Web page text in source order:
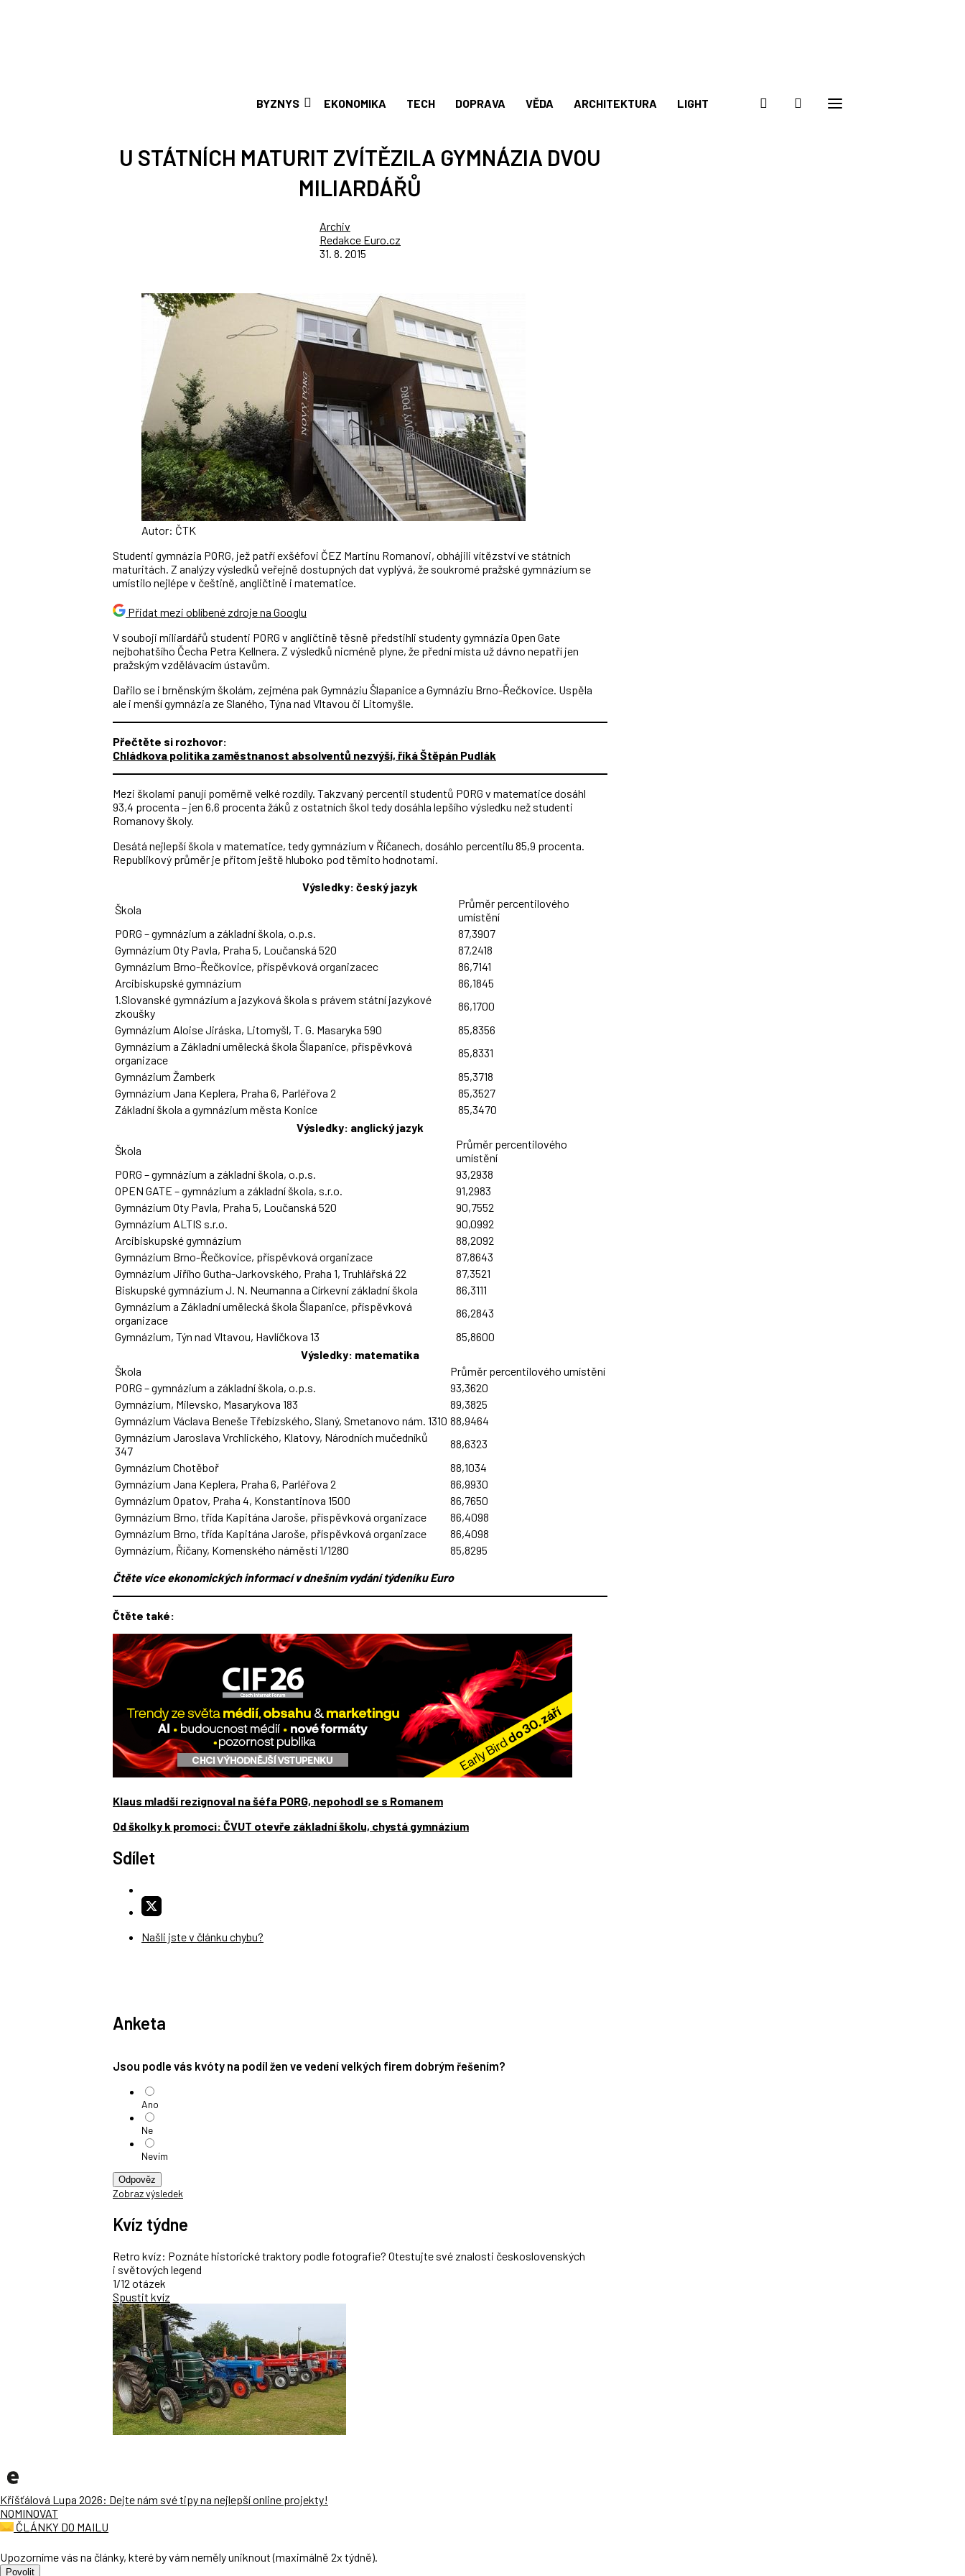
BYZNYS EKONOMIKA TECH DOPRAVA VĚDA ARCHITEKTURA LIGHT
U STÁTNÍCH MATURIT ZVÍTĚZILA GYMNÁZIA DVOU
MILIARDÁŘŮ
Archiv
Redakce Euro.cz
31. 8. 2015
Autor: ČTK
Studenti gymnázia PORG, jež patří exšéfovi ČEZ Martinu Romanovi, obhájili vítězství ve státních
maturitách. Z analýzy výsledků veřejně dostupných dat vyplývá, že soukromé pražské gymnázium se
umístilo nejlépe v češtině, angličtině i matematice.
Přidat mezi oblíbené zdroje na Googlu
V souboji miliardářů studenti PORG v angličtině těsně předstihli studenty gymnázia Open Gate
nejbohatšího Čecha Petra Kellnera. Z výsledků nicméně plyne, že přední místa už dávno nepatří jen
pražským vzdělávacím ústavům.
Dařilo se i brněnským školám, zejména pak Gymnáziu Šlapanice a Gymnáziu Brno-Řečkovice. Uspěla
ale i menší gymnázia ze Slaného, Týna nad Vltavou či Litomyšle.
Přečtěte si rozhovor:
Chládkova politika zaměstnanost absolventů nezvýší, říká Štěpán Pudlák
Mezi školami panují poměrně velké rozdíly. Takzvaný percentil studentů PORG v matematice dosáhl
93,4 procenta – jen 6,6 procenta žáků z ostatních škol tedy dosáhla lepšího výsledku než studenti
Romanovy školy.
Desátá nejlepší škola v matematice, tedy gymnázium v Říčanech, dosáhlo percentilu 85,9 procenta.
Republikový průměr je přitom ještě hluboko pod těmito hodnotami.
Výsledky: český jazyk
Škola
Průměr percentilového
umístění
PORG – gymnázium a základní škola, o.p.s.
87,3907
Gymnázium Oty Pavla, Praha 5, Loučanská 520
87,2418
Gymnázium Brno-Řečkovice, příspěvková organizacec
86,7141
Arcibiskupské gymnázium
86,1845
1.Slovanské gymnázium a jazyková škola s právem státní jazykové
zkoušky
86,1700
Gymnázium Aloise Jiráska, Litomyšl, T. G. Masaryka 590
85,8356
Gymnázium a Základní umělecká škola Šlapanice, příspěvková
organizace
85,8331
Gymnázium Žamberk
85,3718
Gymnázium Jana Keplera, Praha 6, Parléřova 2
85,3527
Základní škola a gymnázium města Konice
85,3470
Výsledky: anglický jazyk
Škola
Průměr percentilového
umístění
PORG – gymnázium a základní škola, o.p.s.
93,2938
OPEN GATE – gymnázium a základní škola, s.r.o.
91,2983
Gymnázium Oty Pavla, Praha 5, Loučanská 520
90,7552
Gymnázium ALTIS s.r.o.
90,0992
Arcibiskupské gymnázium
88,2092
Gymnázium Brno-Řečkovice, příspěvková organizace
87,8643
Gymnázium Jiřího Gutha-Jarkovského, Praha 1, Truhlářská 22
87,3521
Biskupské gymnázium J. N. Neumanna a Církevní základní škola
86,3111
Gymnázium a Základní umělecká škola Šlapanice, příspěvková
organizace
86,2843
Gymnázium, Týn nad Vltavou, Havlíčkova 13
85,8600
Výsledky: matematika
Škola
Průměr percentilového umístění
PORG – gymnázium a základní škola, o.p.s.
93,3620
Gymnázium, Milevsko, Masarykova 183
89,3825
Gymnázium Václava Beneše Třebízského, Slaný, Smetanovo nám. 1310 88,9464
Gymnázium Jaroslava Vrchlického, Klatovy, Národních mučedníků
347
88,6323
Gymnázium Chotěboř
88,1034
Gymnázium Jana Keplera, Praha 6, Parléřova 2
86,9930
Gymnázium Opatov, Praha 4, Konstantinova 1500
86,7650
Gymnázium Brno, třída Kapitána Jaroše, příspěvková organizace
86,4098
Gymnázium Brno, třída Kapitána Jaroše, příspěvková organizace
86,4098
Gymnázium, Říčany, Komenského náměstí 1/1280
85,8295
Čtěte více ekonomických informací v dnešním vydání týdeníku Euro
Čtěte také:
Klaus mladší rezignoval na šéfa PORG, nepohodl se s Romanem
Od školky k promoci: ČVUT otevře základní školu, chystá gymnázium
Sdílet
Našli jste v článku chybu?
Anketa
Jsou podle vás kvóty na podíl žen ve vedení velkých firem dobrým řešením?
Ano
Ne
Nevím
Odpověz
Zobraz výsledek
Kvíz týdne
Retro kvíz: Poznáte historické traktory podle fotografie? Otestujte své znalosti československých
i světových legend
1/12 otázek
Spustit kvíz
Křišťálová Lupa 2026: Dejte nám své tipy na nejlepší online projekty!
NOMINOVAT
ČLÁNKY DO MAILU
Upozorníme vás na články, které by vám neměly uniknout (maximálně 2x týdně).
Povolit